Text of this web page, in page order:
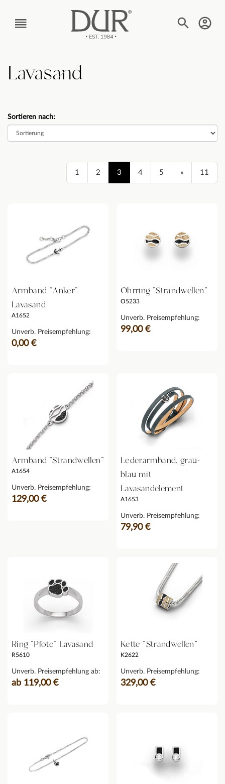
TEXT_BTN_MENU
Lavasand
Sortieren nach:
1 2 3 4 5 » 11
Armband "Anker"
Lavasand
A1652
Unverb. Preisempfehlung:
0,00 €
Ohrring "Strandwellen"
O5233
Unverb. Preisempfehlung:
99,00 €
Armband "Strandwellen"
A1654
Unverb. Preisempfehlung:
129,00 €
Lederarmband, grau-
blau mit
Lavasandelement
A1653
Unverb. Preisempfehlung:
79,90 €
Ring "Pfote" Lavasand
R5610
Unverb. Preisempfehlung ab:
ab 119,00 €
Kette "Strandwellen"
K2622
Unverb. Preisempfehlung:
329,00 €